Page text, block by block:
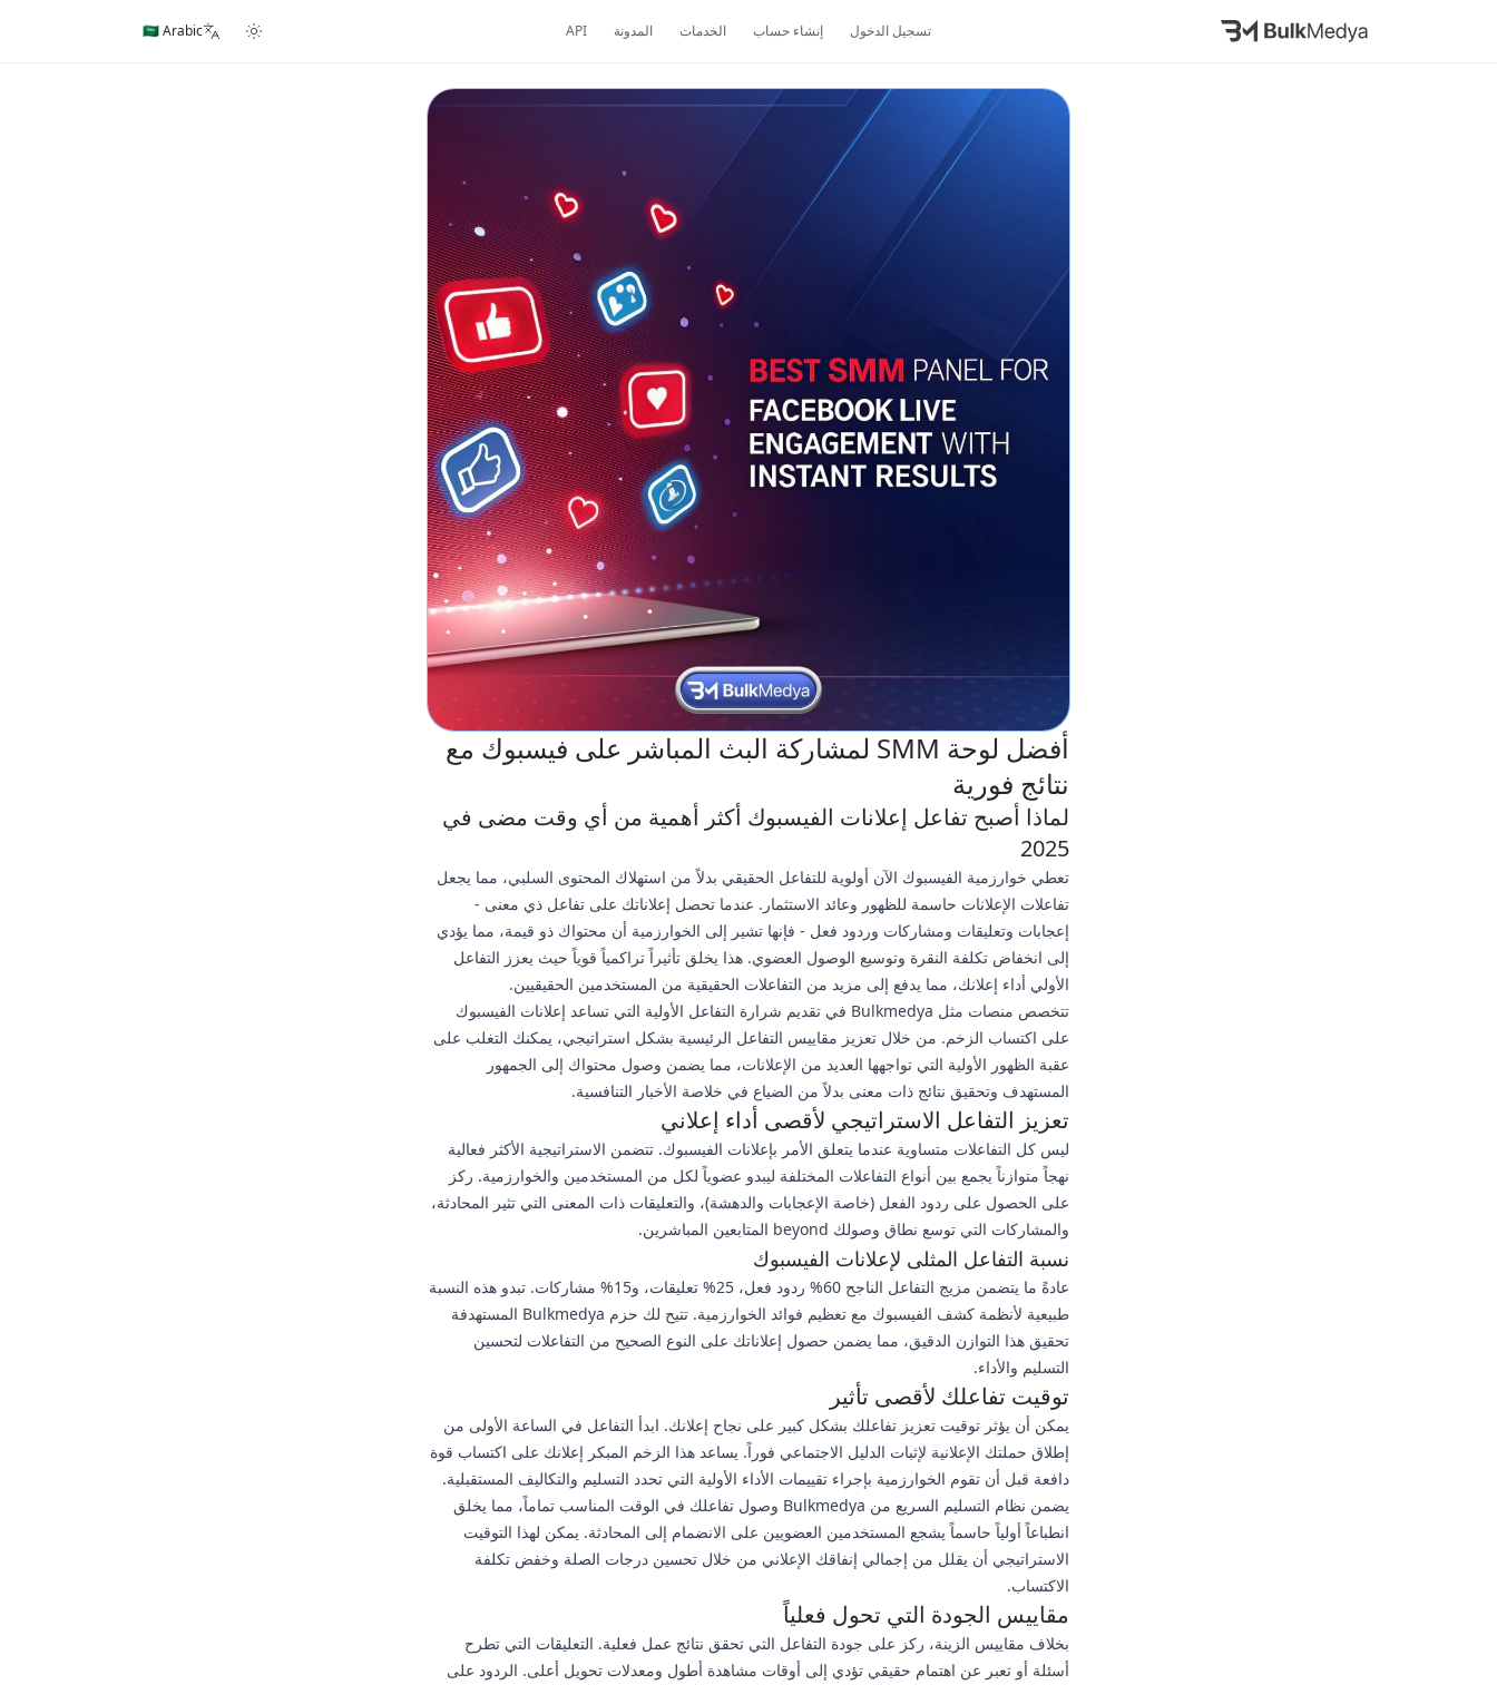
تسجيل الدخول إنشاء حساب الخدمات المدونة API
🇸🇦 Arabic
أفضل لوحة SMM لمشاركة البث المباشر على فيسبوك مع
نتائج فورية
لماذا أصبح تفاعل إعلانات الفيسبوك أكثر أهمية من أي وقت مضى في
2025
تعطي خوارزمية الفيسبوك الآن أولوية للتفاعل الحقيقي بدلاً من استهلاك المحتوى السلبي، مما يجعل
تفاعلات الإعلانات حاسمة للظهور وعائد الاستثمار. عندما تحصل إعلاناتك على تفاعل ذي معنى -
إعجابات وتعليقات ومشاركات وردود فعل - فإنها تشير إلى الخوارزمية أن محتواك ذو قيمة، مما يؤدي
إلى انخفاض تكلفة النقرة وتوسيع الوصول العضوي. هذا يخلق تأثيراً تراكمياً قوياً حيث يعزز التفاعل
الأولي أداء إعلانك، مما يدفع إلى مزيد من التفاعلات الحقيقية من المستخدمين الحقيقيين.
تتخصص منصات مثل Bulkmedya في تقديم شرارة التفاعل الأولية التي تساعد إعلانات الفيسبوك
على اكتساب الزخم. من خلال تعزيز مقاييس التفاعل الرئيسية بشكل استراتيجي، يمكنك التغلب على
عقبة الظهور الأولية التي تواجهها العديد من الإعلانات، مما يضمن وصول محتواك إلى الجمهور
المستهدف وتحقيق نتائج ذات معنى بدلاً من الضياع في خلاصة الأخبار التنافسية.
تعزيز التفاعل الاستراتيجي لأقصى أداء إعلاني
ليس كل التفاعلات متساوية عندما يتعلق الأمر بإعلانات الفيسبوك. تتضمن الاستراتيجية الأكثر فعالية
نهجاً متوازناً يجمع بين أنواع التفاعلات المختلفة ليبدو عضوياً لكل من المستخدمين والخوارزمية. ركز
على الحصول على ردود الفعل (خاصة الإعجابات والدهشة)، والتعليقات ذات المعنى التي تثير المحادثة،
والمشاركات التي توسع نطاق وصولك beyond المتابعين المباشرين.
نسبة التفاعل المثلى لإعلانات الفيسبوك
عادةً ما يتضمن مزيج التفاعل الناجح 60% ردود فعل، 25% تعليقات، و15% مشاركات. تبدو هذه النسبة
طبيعية لأنظمة كشف الفيسبوك مع تعظيم فوائد الخوارزمية. تتيح لك حزم Bulkmedya المستهدفة
تحقيق هذا التوازن الدقيق، مما يضمن حصول إعلاناتك على النوع الصحيح من التفاعلات لتحسين
التسليم والأداء.
توقيت تفاعلك لأقصى تأثير
يمكن أن يؤثر توقيت تعزيز تفاعلك بشكل كبير على نجاح إعلانك. ابدأ التفاعل في الساعة الأولى من
إطلاق حملتك الإعلانية لإثبات الدليل الاجتماعي فوراً. يساعد هذا الزخم المبكر إعلانك على اكتساب قوة
دافعة قبل أن تقوم الخوارزمية بإجراء تقييمات الأداء الأولية التي تحدد التسليم والتكاليف المستقبلية.
يضمن نظام التسليم السريع من Bulkmedya وصول تفاعلك في الوقت المناسب تماماً، مما يخلق
انطباعاً أولياً حاسماً يشجع المستخدمين العضويين على الانضمام إلى المحادثة. يمكن لهذا التوقيت
الاستراتيجي أن يقلل من إجمالي إنفاقك الإعلاني من خلال تحسين درجات الصلة وخفض تكلفة
الاكتساب.
مقاييس الجودة التي تحول فعلياً
بخلاف مقاييس الزينة، ركز على جودة التفاعل التي تحقق نتائج عمل فعلية. التعليقات التي تطرح
أسئلة أو تعبر عن اهتمام حقيقي تؤدي إلى أوقات مشاهدة أطول ومعدلات تحويل أعلى. الردود على